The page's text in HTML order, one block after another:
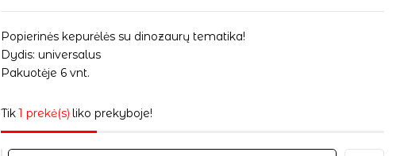
Popierinės kepurėlės su dinozaurų tematika!
Dydis: universalus
Pakuotėje 6 vnt.
Tik1 prekė(s) liko prekyboje!